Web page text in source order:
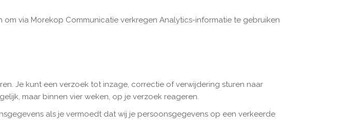
via Morekop Communicatie verkregen Analytics-informatie te gebruiken
Je kunt een verzoek tot inzage, correctie of verwijdering sturen naar
maar binnen vier weken, op je verzoek reageren.
als je vermoedt dat wij je persoonsgegevens op een verkeerde